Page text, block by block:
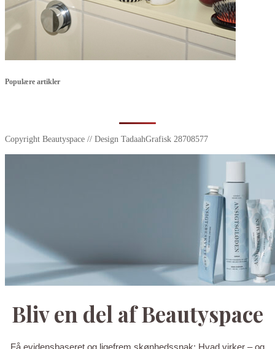
Populære artikler
Copyright Beautyspace // Design TadaahGrafisk 28708577
Bliv en del af Beautyspace
Få evidensbaseret og ligefrem skønhedssnak: Hvad virker – og